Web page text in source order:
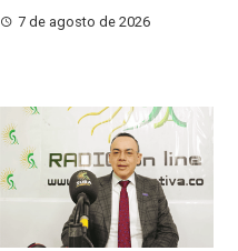
7 de agosto de 2026